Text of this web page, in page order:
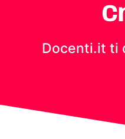
Docenti.it ti